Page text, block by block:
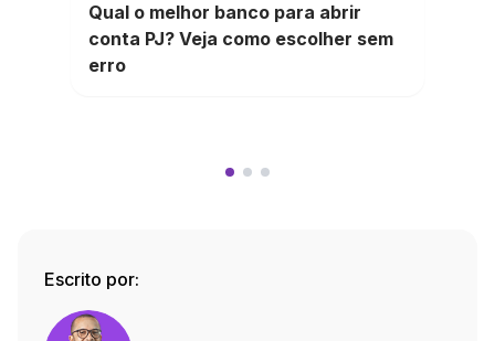
Qual o melhor banco para abrir
conta PJ? Veja como escolher sem
erro
Escrito por: